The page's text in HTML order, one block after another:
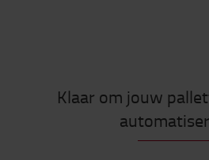
Klaar om jouw